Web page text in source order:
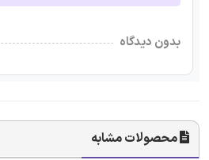
بدون دیدگاه
محصولات مشابه